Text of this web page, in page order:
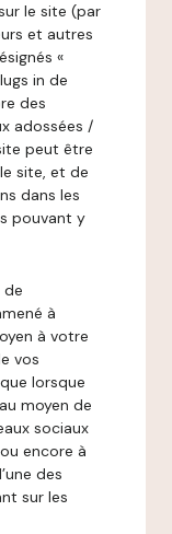
le site (par
et autres
«
in de
des
adossées /
peut être
site, et de
dans les
pouvant y
de
à
à votre
vos
lorsque
moyen de
sociaux
encore à
des
sur les